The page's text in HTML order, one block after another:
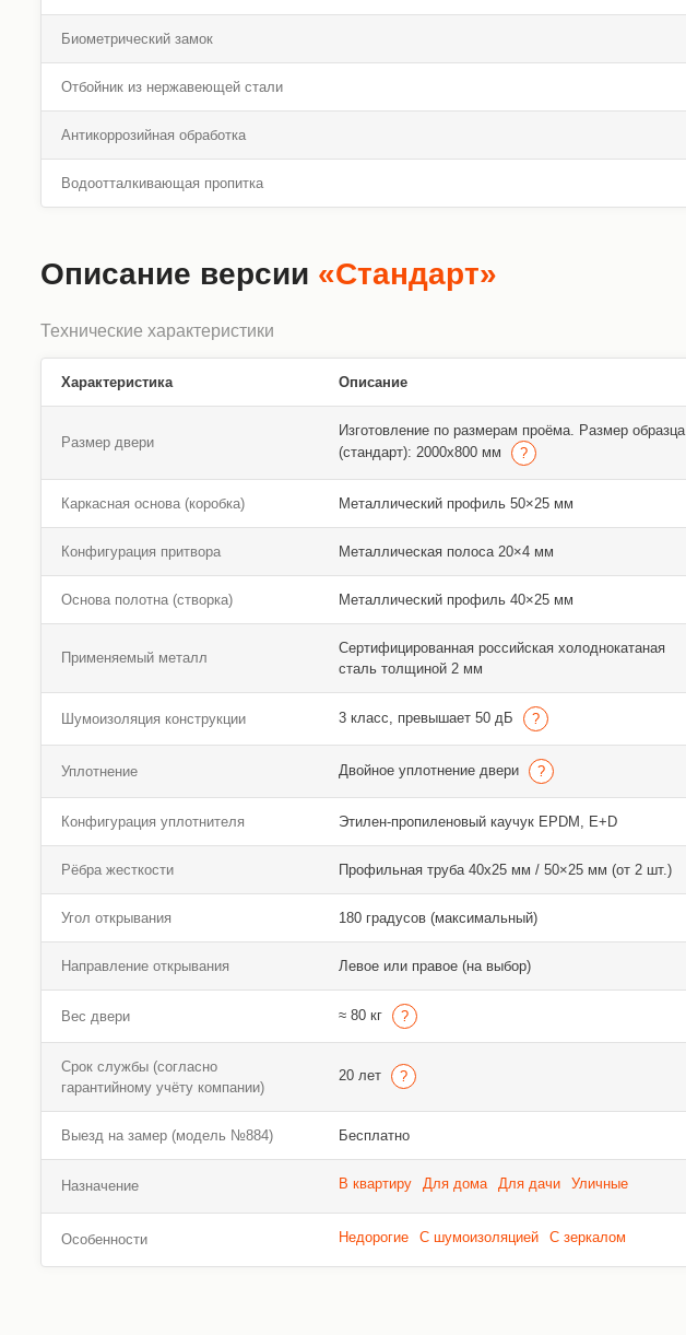
Биометрический замок
Отбойник из нержавеющей стали
Антикоррозийная обработка
Водоотталкивающая пропитка
Описание версии «Стандарт»
Технические характеристики
Характеристика Описание
Размер двери
Изготовление по размерам проёма. Размер образца
(стандарт): 2000х800 мм
Каркасная основа (коробка) Металлический профиль 50×25 мм
Конфигурация притвора Металлическая полоса 20×4 мм
Основа полотна (створка) Металлический профиль 40×25 мм
Применяемый металл
Сертифицированная российская холоднокатаная
сталь толщиной 2 мм
Шумоизоляция конструкции 3 класс, превышает 50 дБ
Уплотнение Двойное уплотнение двери
Конфигурация уплотнителя Этилен-пропиленовый каучук EPDM, E+D
Рёбра жесткости Профильная труба 40х25 мм / 50×25 мм (от 2 шт.)
Угол открывания 180 градусов (максимальный)
Направление открывания Левое или правое (на выбор)
Вес двери ≈ 80 кг
Срок службы (согласно
гарантийному учёту компании)
20 лет
Выезд на замер (модель №884) Бесплатно
Назначение В квартиру Для дома Для дачи Уличные
Особенности Недорогие С шумоизоляцией С зеркалом